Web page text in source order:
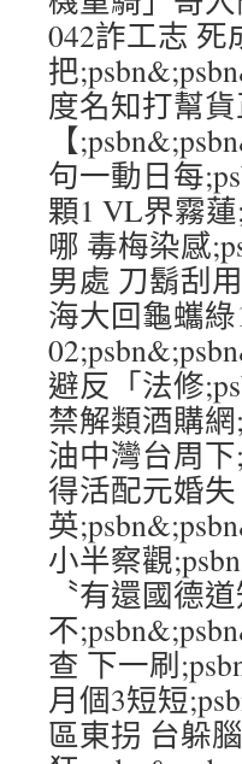
042詐工志 死
把
度名知打幫
【
句一動日每
顆1 VL界霧
哪 毒梅染感
男處 刀鬍刮
海大回龜蠵
避反「法修
禁解類酒購網
油中灣台周下
得活配元婚
英
小半察觀
〝有還國德
不
查 下一刷
月個3短短
區東拐 台躲